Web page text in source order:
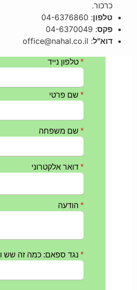
כרכור.
טלפון: 04-6376860
פקס: 04-6370049
דוא"ל: office@nahal.co.il